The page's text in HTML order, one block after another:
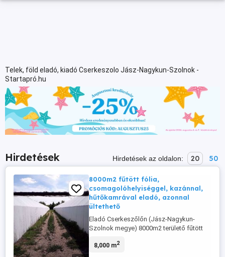
Telek, föld eladó, kiadó Cserkeszolo Jász-Nagykun-Szolnok -
Startapró.hu
Hirdetések Hirdetések az oldalon: 20 50
8000m2 fűtött fólia,
csomagolóhelyiséggel, kazánnal,
hűtőkamrával eladó, azonnal
ültethető
Eladó Cserkeszőlőn (Jász-Nagykun-
Szolnok megye) 8000m2 területő fűtött
kertészetről van szó, jelenleg is teljes
8,000 m2